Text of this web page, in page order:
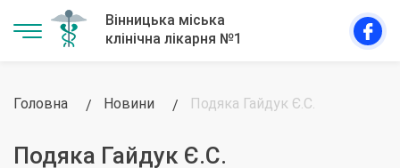
Головна Новини Подяка Гайдук Є.С.
Подяка Гайдук Є.С.